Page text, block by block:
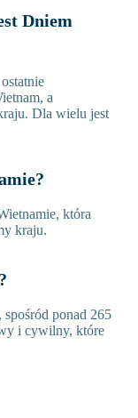
Dniem
a
Dla wielu jest
która
kraju.
spośród ponad 265
i cywilny, które